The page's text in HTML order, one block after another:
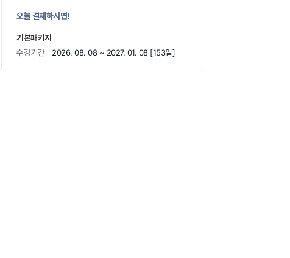
오늘 결제하시면!
기본패키지
수강기간
2026. 08. 08 ~ 2027. 01. 08 [153일]